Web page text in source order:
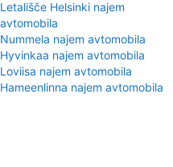
Letališče Helsinki najem
avtomobila
Nummela najem avtomobila
Hyvinkaa najem avtomobila
Loviisa najem avtomobila
Hameenlinna najem avtomobila